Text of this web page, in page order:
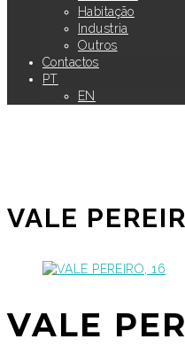
Habitação
Industria
Outros
Contactos
PT
EN
VALE
VALE